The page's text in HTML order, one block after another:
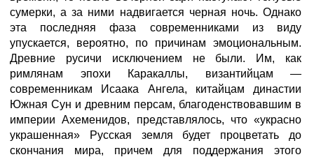
сумерки, а за ними надвигается черная ночь. Однако
эта последняя фаза современниками из виду
упускается, вероятно, по причинам эмоциональным.
Древние русичи исключением не были. Им, как
римлянам эпохи Каракаллы, византийцам —
современникам Исаака Ангела, китайцам династии
Южная Сун и древним персам, благоденствовавшим в
империи Ахеменидов, представлялось, что «украсно
украшенная» Русская земля будет процветать до
скончания мира, причем для поддержания этого